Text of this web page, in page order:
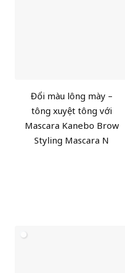
Đổi màu lông mày –
tông xuyệt tông với
Mascara Kanebo Brow
Styling Mascara N